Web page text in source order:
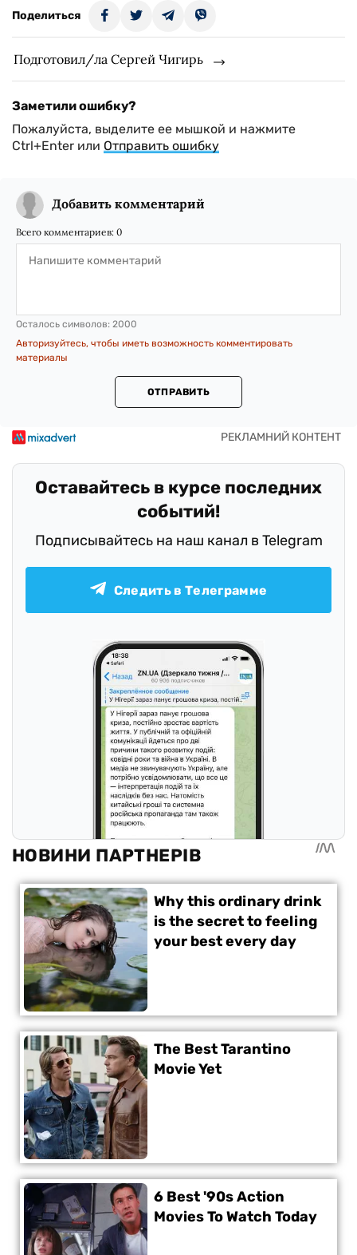
Поделиться
Подготовил/ла Сергей Чигирь
Заметили ошибку?
Пожалуйста, выделите ее мышкой и нажмите
Ctrl+Enter или Отправить ошибку
Добавить комментарий
Всего комментариев: 0
Осталось символов: 2000
Авторизуйтесь, чтобы иметь возможность комментировать
материалы
ОТПРАВИТЬ
Оставайтесь в курсе последних
событий!
Подписывайтесь на наш канал в Telegram
Следить в Телеграмме